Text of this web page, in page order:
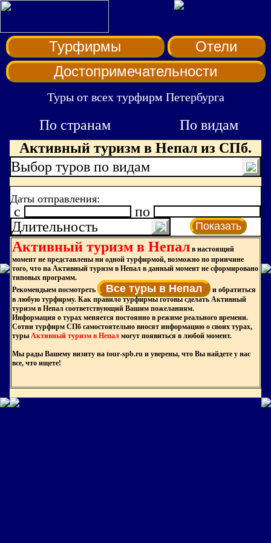
Турфирмы
Отели
Достопримечательности
Туры от всех турфирм Петербурга
По странам
По видам
Активный туризм в Непал из СПб.
Выбор туров по видам
Даты отправления:
c
по
Длительность
Показать
Активный туризм в Непал в настоящий
момент не представлены ни одной турфирмой, возможно по приичине
того, что на Активный туризм в Непал в данный момент не сформировано
типовых программ.
Рекомендыем посмотреть Все туры в Непал и обратиться
в любую турфирму. Как правило турфирмы готовы сделать Активный
туризм в Непал соответствующий Вашим пожеланиям.
Информация о турах меняется постоянно в режиме реального времени.
Сотни турфирм СПб самостоятельно вносят информацию о своих турах,
туры Активный туризм в Непал могут появиться в любой момент.
Мы рады Вашему визиту на tour-spb.ru и уверены, что Вы найдете у нас
все, что ищете!